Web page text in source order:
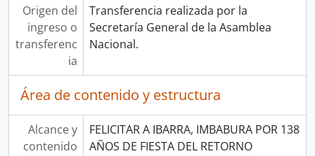
Origen del
ingreso o
transferenc
ia
Transferencia realizada por la
Secretaría General de la Asamblea
Nacional.
Área de contenido y estructura
Alcance y
contenido
FELICITAR A IBARRA, IMBABURA POR 138
AÑOS DE FIESTA DEL RETORNO